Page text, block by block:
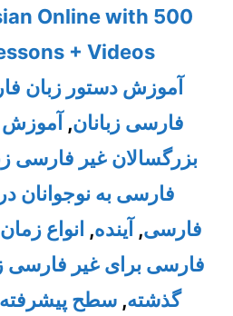
Online with 500
+ Videos
آموزش دستور زبان
فارسی زبانان, آموزش
بزرگسالان غیر فارسی
فارسی به نوجوانان
فارسی, آینده, انواع
فارسی برای غیر فارسی
گذشته,سطح